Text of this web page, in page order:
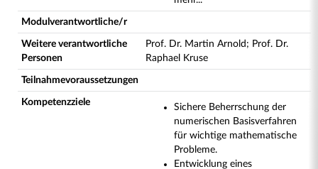
Modulverantwortliche/r
Weitere verantwortliche
Personen
Prof. Dr. Martin Arnold; Prof. Dr.
Raphael Kruse
Teilnahmevoraussetzungen
Kompetenzziele
Sichere Beherrschung der
numerischen Basisverfahren
für wichtige mathematische
Probleme.
Entwicklung eines